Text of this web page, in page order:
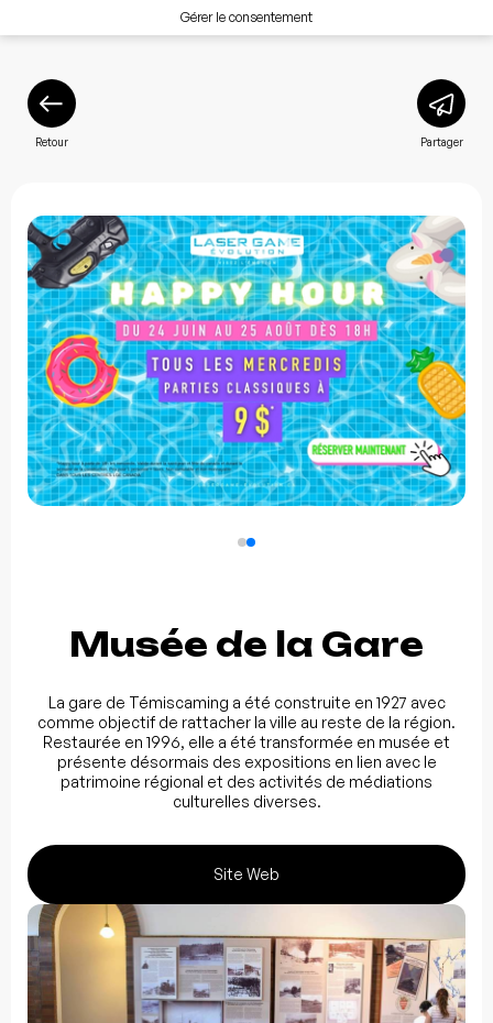
Gérer le consentement
Retour Partager
Musée de la Gare
La gare de Témiscaming a été construite en 1927 avec
comme objectif de rattacher la ville au reste de la région.
Restaurée en 1996, elle a été transformée en musée et
présente désormais des expositions en lien avec le
patrimoine régional et des activités de médiations
culturelles diverses.
Site Web